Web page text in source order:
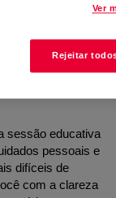
guia
sessão educativa
pessoais e
difíceis de
com a clareza
Ver
Rejeitar